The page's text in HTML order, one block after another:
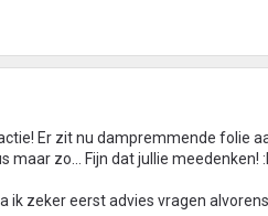
Er zit nu dampremmende folie
maar zo... Fijn dat jullie meedenken!
ik zeker eerst advies vragen